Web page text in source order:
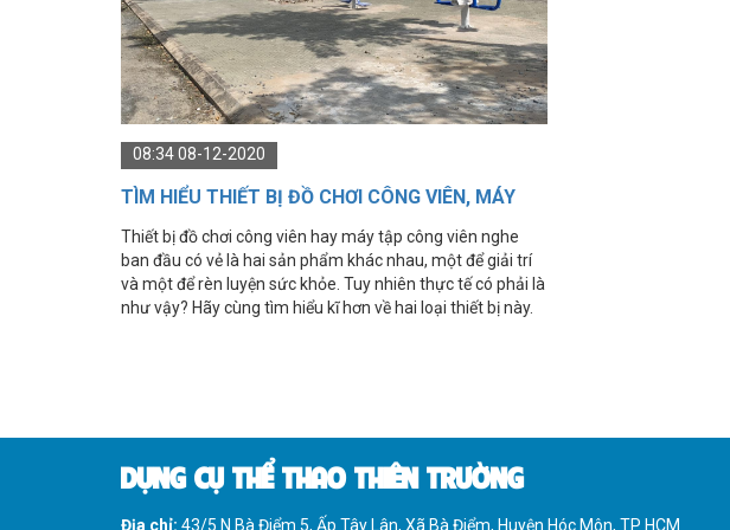
THIẾT BỊ PHÒNG GYM THIÊN
TRƯỜNG
CỎ NHÂN TẠO
08:34 08-12-2020
TÌM HIỂU THIẾT BỊ ĐỒ CHƠI CÔNG VIÊN, MÁY
TẬP CÔNG VIÊN NGOÀI TRỜI
Thiết bị đồ chơi công viên hay máy tập công viên nghe
ban đầu có vẻ là hai sản phẩm khác nhau, một để giải trí
và một để rèn luyện sức khỏe. Tuy nhiên thực tế có phải là
như vậy? Hãy cùng tìm hiểu kĩ hơn về hai loại thiết bị này.
DỤNG CỤ THỂ THAO THIÊN TRƯỜNG
Địa chỉ: 43/5 N Bà Điểm 5, Ấp Tây Lân, Xã Bà Điểm, Huyện Hóc Môn, TP HCM